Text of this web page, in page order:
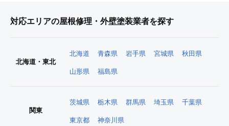
対応エリアの屋根修理・外壁塗装業者を探す
北海道・東北
北海道 青森県 岩手県 宮城県 秋田県
山形県 福島県
関東
茨城県 栃木県 群馬県 埼玉県 千葉県
東京都 神奈川県